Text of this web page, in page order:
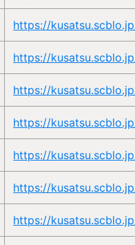
https://
https://
https://
https://
https://
https://
https://